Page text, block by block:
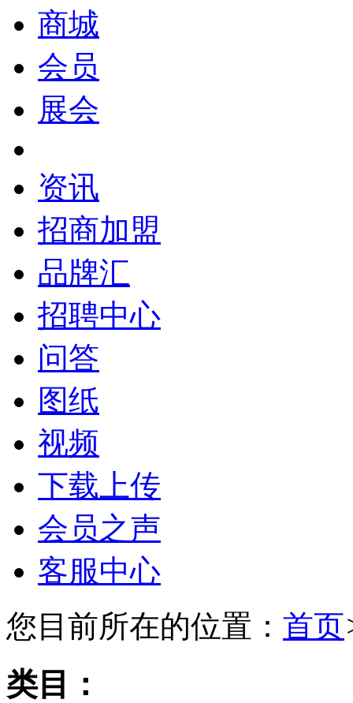
商城
会员
展会
资讯
招商加盟
品牌汇
招聘中心
问答
图纸
视频
下载上传
会员之声
客服中心
您目前所在的位置： 首页
类目：